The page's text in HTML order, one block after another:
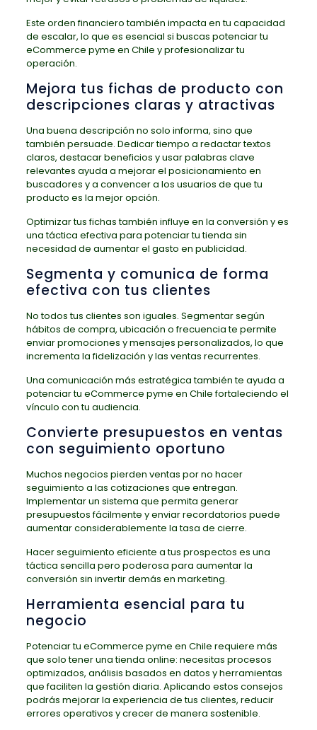
Este orden financiero también impacta en tu capacidad
de escalar, lo que es esencial si buscas potenciar tu
eCommerce pyme en Chile y profesionalizar tu
operación.
Mejora tus fichas de producto con
descripciones claras y atractivas
Una buena descripción no solo informa, sino que
también persuade. Dedicar tiempo a redactar textos
claros, destacar beneficios y usar palabras clave
relevantes ayuda a mejorar el posicionamiento en
buscadores y a convencer a los usuarios de que tu
producto es la mejor opción.
Optimizar tus fichas también influye en la conversión y es
una táctica efectiva para potenciar tu tienda sin
necesidad de aumentar el gasto en publicidad.
Segmenta y comunica de forma
efectiva con tus clientes
No todos tus clientes son iguales. Segmentar según
hábitos de compra, ubicación o frecuencia te permite
enviar promociones y mensajes personalizados, lo que
incrementa la fidelización y las ventas recurrentes.
Una comunicación más estratégica también te ayuda a
potenciar tu eCommerce pyme en Chile fortaleciendo el
vínculo con tu audiencia.
Convierte presupuestos en ventas
con seguimiento oportuno
Muchos negocios pierden ventas por no hacer
seguimiento a las cotizaciones que entregan.
Implementar un sistema que permita generar
presupuestos fácilmente y enviar recordatorios puede
aumentar considerablemente la tasa de cierre.
Hacer seguimiento eficiente a tus prospectos es una
táctica sencilla pero poderosa para aumentar la
conversión sin invertir demás en marketing.
Herramienta esencial para tu
negocio
Potenciar tu eCommerce pyme en Chile requiere más
que solo tener una tienda online: necesitas procesos
optimizados, análisis basados en datos y herramientas
que faciliten la gestión diaria. Aplicando estos consejos
podrás mejorar la experiencia de tus clientes, reducir
errores operativos y crecer de manera sostenible.